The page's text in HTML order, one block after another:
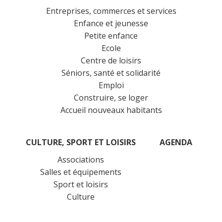
Entreprises, commerces et services
Enfance et jeunesse
Petite enfance
Ecole
Centre de loisirs
Séniors, santé et solidarité
Emploi
Construire, se loger
Accueil nouveaux habitants
CULTURE, SPORT ET LOISIRS
Associations
Salles et équipements
Sport et loisirs
Culture
AGENDA